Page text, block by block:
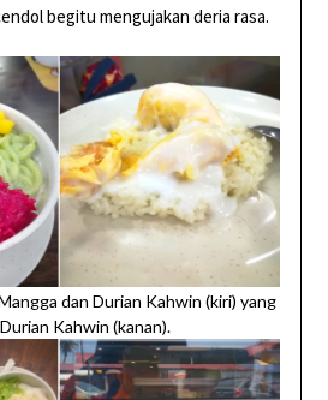
begitu mengujakan deria rasa.
dan Durian Kahwin (kiri) yang
Kahwin (kanan).